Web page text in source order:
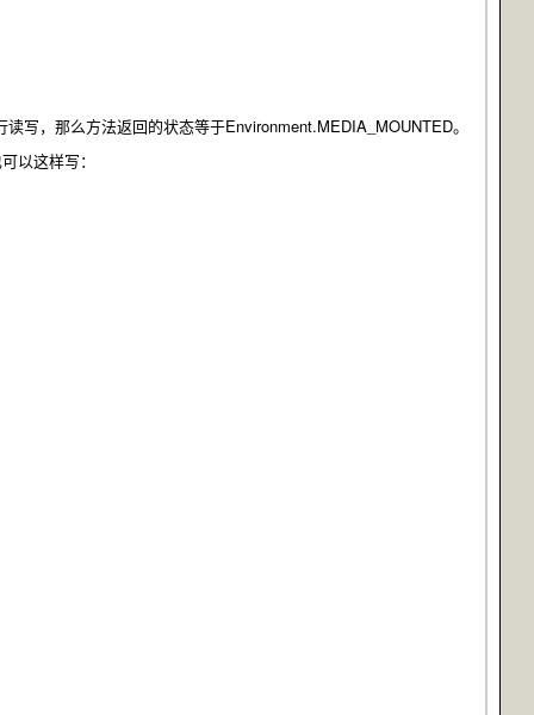
写，那么方法返回的状态等于Environment.MEDIA_MOUNTED。
以这样写：